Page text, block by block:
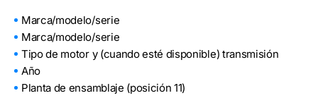
Marca/modelo/serie
Marca/modelo/serie
Tipo de motor y (cuando esté disponible) transmisión
Año
Planta de ensamblaje (posición 11)